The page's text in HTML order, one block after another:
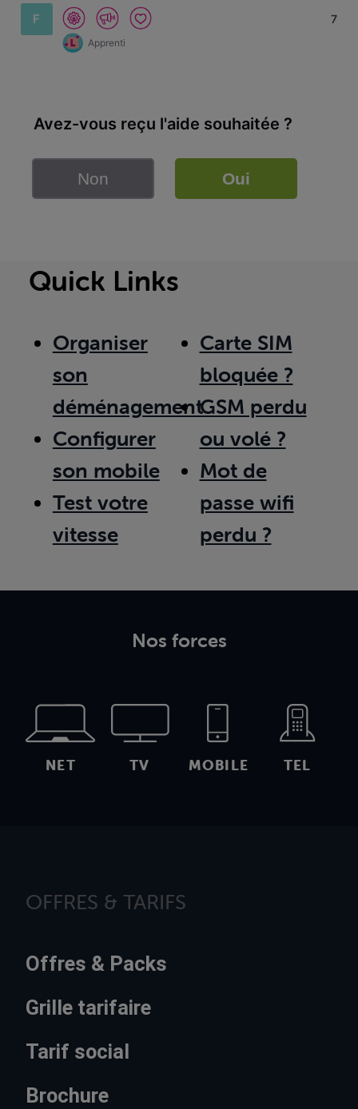
F
Apprenti
7
Avez-vous reçu l'aide souhaitée ?
Non Oui
Quick Links
Organiser
son
déménagement
Configurer
son mobile
Test votre
vitesse
Carte SIM
bloquée ?
GSM perdu
ou volé ?
Mot de
passe wifi
perdu ?
Nos forces
NET TV MOBILE TEL
OFFRES & TARIFS
Offres & Packs
Grille tarifaire
Tarif social
Brochure